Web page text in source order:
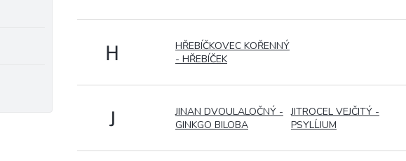
H
HŘEBÍČKOVEC KOŘENNÝ
- HŘEBÍČEK
J
JINAN DVOULALOČNÝ -
GINKGO BILOBA
JITROCEL VEJČITÝ -
PSYLĹIUM